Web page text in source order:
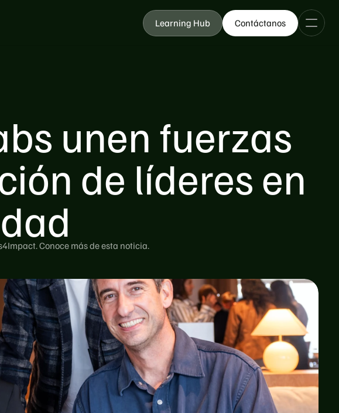
Learning Hub Contáctanos
unen fuerzas
de líderes en
Conoce más de esta noticia.